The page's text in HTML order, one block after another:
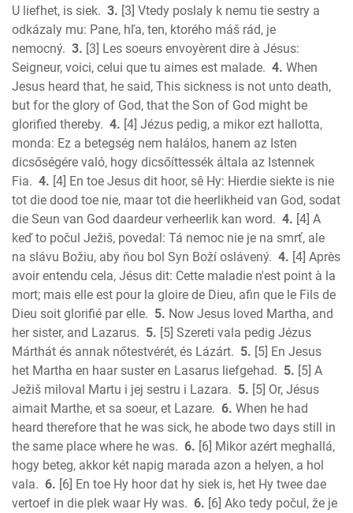
Micah
Nahum
Habakkuk
Zephaniah
Haggai
Zechariah
New Testament
Malachi
Matthew
Mark
Luke
John
Acts
Romans
1 Corinthians
2 Corinthians
Galatians
Ephesians
Phillipians
Colossians
1 Thess.
2 Thess.
1 Timothy
2 Timothy
U liefhet, is siek. 3. [3] Vtedy poslaly k nemu tie sestry a
odkázaly mu: Pane, hľa, ten, ktorého máš rád, je
nemocný. 3. [3] Les soeurs envoyèrent dire à Jésus:
Seigneur, voici, celui que tu aimes est malade. 4. When
Jesus heard that, he said, This sickness is not unto death,
but for the glory of God, that the Son of God might be
glorified thereby. 4. [4] Jézus pedig, a mikor ezt hallotta,
monda: Ez a betegség nem halálos, hanem az Isten
dicsőségére való, hogy dicsőíttessék általa az Istennek
Fia. 4. [4] En toe Jesus dit hoor, sê Hy: Hierdie siekte is nie
tot die dood toe nie, maar tot die heerlikheid van God, sodat
die Seun van God daardeur verheerlik kan word. 4. [4] A
keď to počul Ježiš, povedal: Tá nemoc nie je na smrť, ale
na slávu Božiu, aby ňou bol Syn Boží oslávený. 4. [4] Après
avoir entendu cela, Jésus dit: Cette maladie n'est point à la
mort; mais elle est pour la gloire de Dieu, afin que le Fils de
Dieu soit glorifié par elle. 5. Now Jesus loved Martha, and
her sister, and Lazarus. 5. [5] Szereti vala pedig Jézus
Márthát és annak nőtestvérét, és Lázárt. 5. [5] En Jesus
het Martha en haar suster en Lasarus liefgehad. 5. [5] A
Ježiš miloval Martu i jej sestru i Lazara. 5. [5] Or, Jésus
aimait Marthe, et sa soeur, et Lazare. 6. When he had
heard therefore that he was sick, he abode two days still in
the same place where he was. 6. [6] Mikor azért meghallá,
hogy beteg, akkor két napig marada azon a helyen, a hol
vala. 6. [6] En toe Hy hoor dat hy siek is, het Hy twee dae
vertoef in die plek waar Hy was. 6. [6] Ako tedy počul, že je